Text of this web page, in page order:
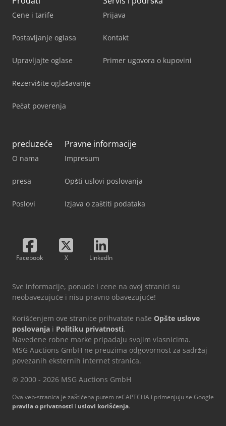
Cene i tarife
Postavljanje oglasa
Upravljajte oglase
Rezervišite oglašavanje
Pečat poverenja
Prijava
Kontakt
Primer ugovora o kupovini
preduzeće
O nama
presa
Poslovi
Pravne informacije
Impresum
Opšti uslovi poslovanja
Izjava o zaštiti podataka
Facebook X LinkedIn
Sve informacije, ponude i cene na ovoj stranici su
neobavezujuće i nisu pravno obavezujuće!
Korišćenjem ove stranice prihvatate naše Opšte uslove
poslovanja i Politiku privatnosti.
Navedene robne marke pripadaju svojim vlasnicima.
MSG Auctions GmbH ne preuzima odgovornost za sadržaj
povezanih eksternih internet stranica.
© 2000 - 2026 MSG Auctions GmbH
Ova veb-stranica je zaštićena putem reCAPTCHA i primenjuju se Google
pravila o privatnosti i uslovi korišćenja.